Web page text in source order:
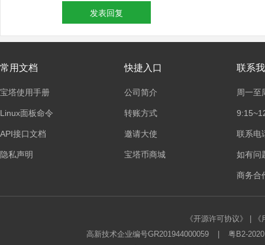
发表回复
常用文档
宝塔使用手册
Linux面板命令
API接口文档
隐私声明
快捷入口
公司简介
转账方式
邀请大使
宝塔币商城
联系
周一至
联系电
如有问
商务合
《开源许可协议》
高新技术企业编号GR201944000059
粤B2-